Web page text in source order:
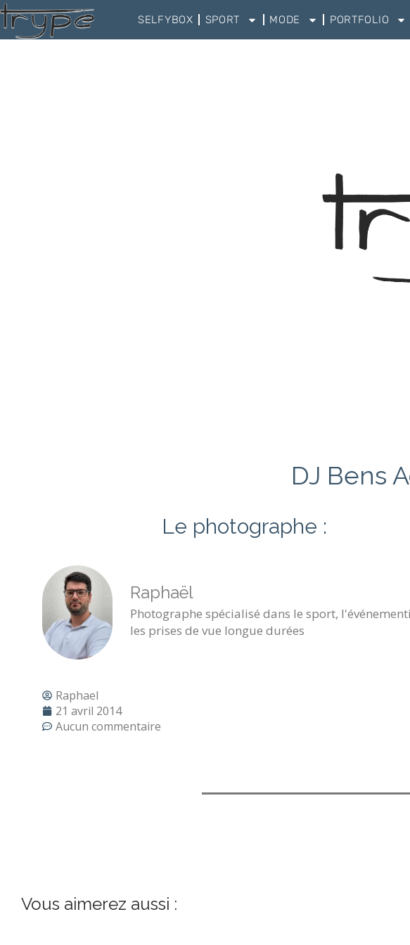
SELFYBOX SPORT MODE PORTFOLIO
DJ Bens
Le photographe :
Raphaël
Photographe spécialisé dans le sport,
les prises de vue longue durées
Raphael
21 avril 2014
Aucun commentaire
Vous aimerez aussi :